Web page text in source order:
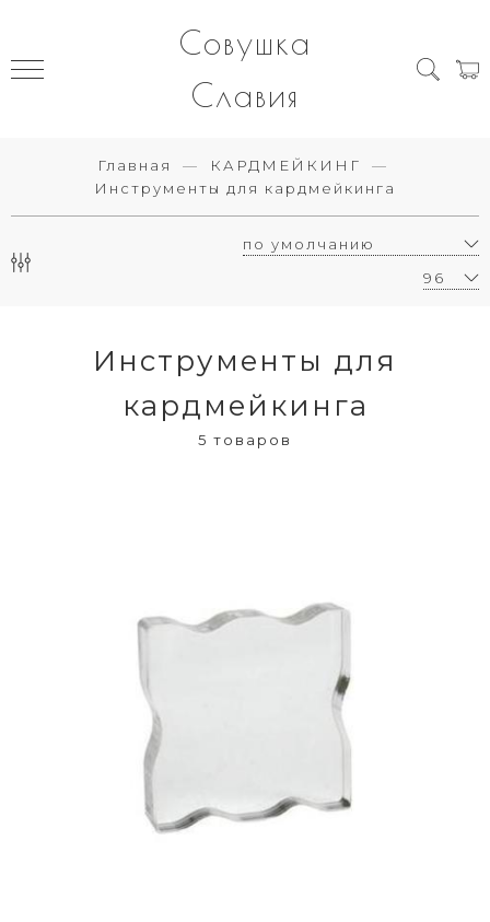
Совушка
Славия
Главная
КАРДМЕЙКИНГ
Инструменты для кардмейкинга
Инструменты для
кардмейкинга
5 товаров